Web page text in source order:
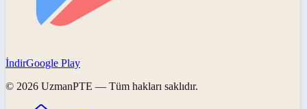
İndirGoogle Play
© 2026 UzmanPTE — Tüm hakları saklıdır.